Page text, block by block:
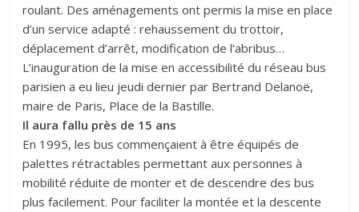
roulant. Des aménagements ont permis la mise en place
d’un service adapté : rehaussement du trottoir,
déplacement d’arrêt, modification de l’abribus…
L’inauguration de la mise en accessibilité du réseau bus
parisien a eu lieu jeudi dernier par Bertrand Delanoë,
maire de Paris, Place de la Bastille.
Il aura fallu près de 15 ans
En 1995, les bus commençaient à être équipés de
palettes rétractables permettant aux personnes à
mobilité réduite de monter et de descendre des bus
plus facilement. Pour faciliter la montée et la descente